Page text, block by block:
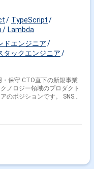
TypeScript
Lambda
ドエンジニア
タックエンジニア
保守 CTO直下の新規事業
ノロジー領域のプロダクト
ジションです。 SNSプ
能拡張を進めていきます。
能などの開発 ・運用担当者